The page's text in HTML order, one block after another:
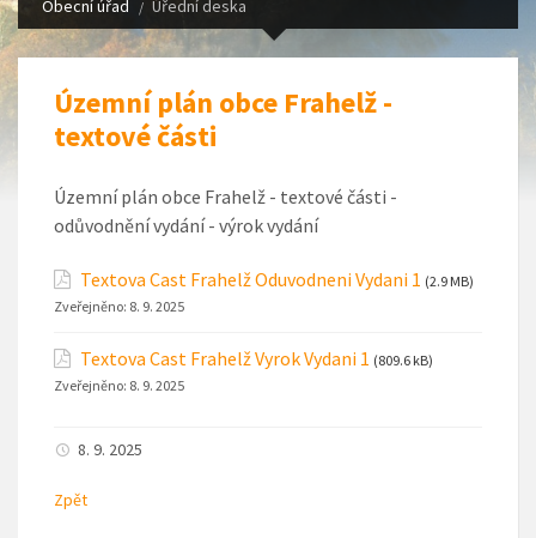
Obecní úřad Úřední deska
Územní plán obce Frahelž -
textové části
Územní plán obce Frahelž - textové části -
odůvodnění vydání - výrok vydání
Textova Cast Frahelž Oduvodneni Vydani 1 (2.9 MB)
Zveřejněno: 8. 9. 2025
Textova Cast Frahelž Vyrok Vydani 1 (809.6 kB)
Zveřejněno: 8. 9. 2025
8. 9. 2025
Zpět